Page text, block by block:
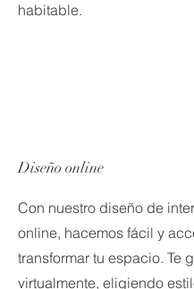
habitable.
Diseño online
Con nuestro diseño de
online, hacemos fácil y
transformar tu espacio. Te
virtualmente, eligiendo